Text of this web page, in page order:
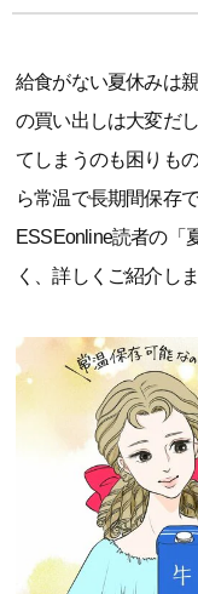
給食がない夏休みは
の買い出しは大変だ
てしまうのも困りも
ら常温で長期間保存
ESSEonline読者の「
く、詳しくご紹介しま